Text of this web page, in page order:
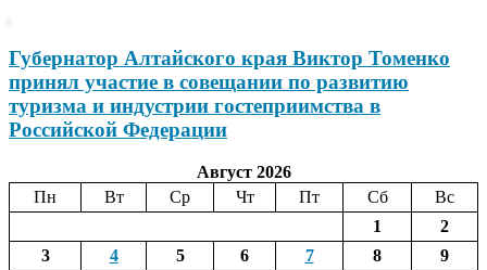
Губернатор Алтайского края Виктор Томенко
принял участие в совещании по развитию
туризма и индустрии гостеприимства в
Российской Федерации
Август 2026
Пн
Вт Ср Чт Пт Сб
Вс
1
2
3
4 5 6 7 8
9